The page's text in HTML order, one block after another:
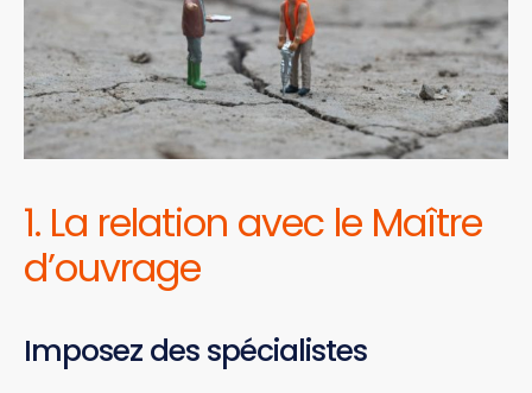
D
E
S
R
I
S
S
1. La relation avec le Maître
d’ouvrage
Imposez des spécialistes